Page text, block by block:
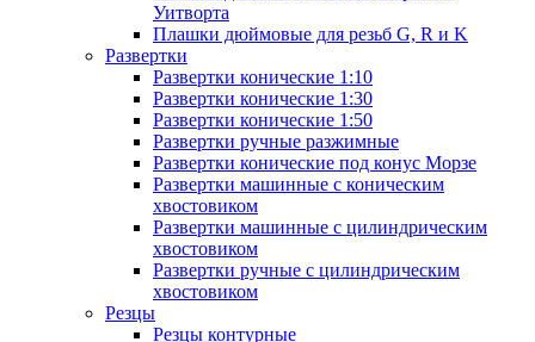
Уитворта
Плашки дюймовые для резьб G, R и K
Развертки
Развертки конические 1:10
Развертки конические 1:30
Развертки конические 1:50
Развертки ручные разжимные
Развертки конические под конус Морзе
Развертки машинные с коническим
хвостовиком
Развертки машинные с цилиндрическим
хвостовиком
Развертки ручные с цилиндрическим
хвостовиком
Резцы
Резцы контурные